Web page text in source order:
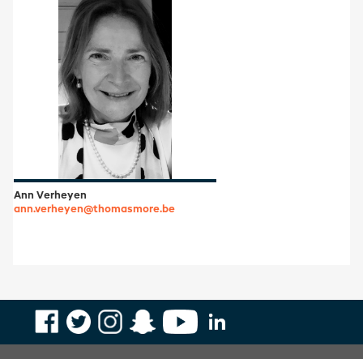
Ann Verheyen
ann.verheyen@thomasmore.be